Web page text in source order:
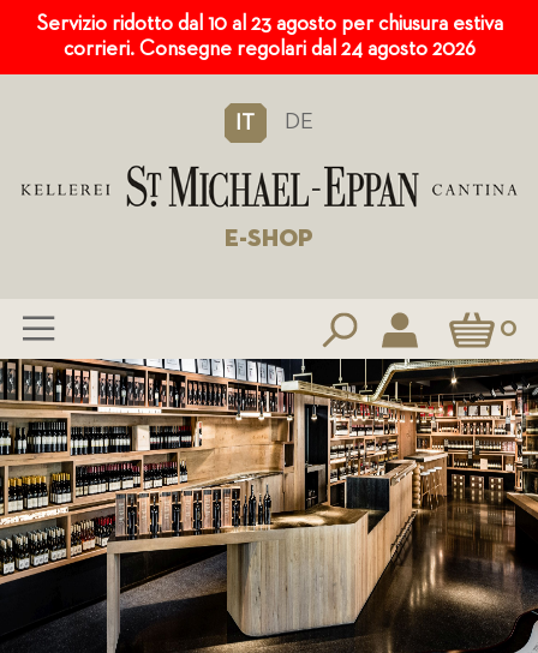
Servizio ridotto dal 10 al 23 agosto per chiusura estiva
corrieri. Consegne regolari dal 24 agosto 2026
IT DE
E-SHOP
Carrello0
Salta
al
contenuto